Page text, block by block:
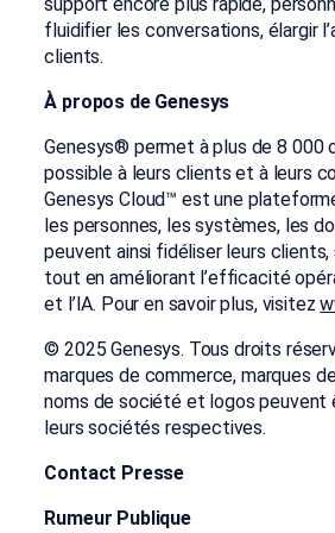
support encore plus rapide,
fluidifier les conversations, élargir
clients.
À propos de Genesys
Genesys® permet à plus de 8 000
possible à leurs clients et à leurs
Genesys Cloud™ est une
les personnes, les systèmes, les
peuvent ainsi fidéliser leurs
tout en améliorant l’efficacité
et l’IA. Pour en savoir plus, visitez
© 2025 Genesys. Tous droits
marques de commerce, marques
noms de société et logos peuvent
leurs sociétés respectives.
Contact Presse
Rumeur Publique